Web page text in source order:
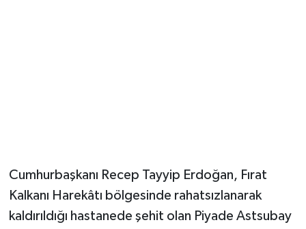
Cumhurbaşkanı Recep Tayyip Erdoğan, Fırat
Kalkanı Harekâtı bölgesinde rahatsızlanarak
kaldırıldığı hastanede şehit olan Piyade Astsubay